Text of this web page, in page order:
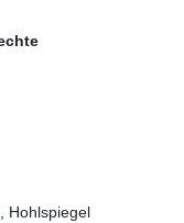
Hohlspiegel